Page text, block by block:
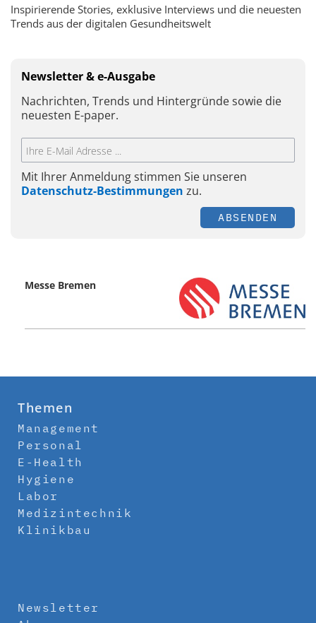
Inspirierende Stories, exklusive Interviews und die neuesten
Trends aus der digitalen Gesundheitswelt
Newsletter & e-Ausgabe
Nachrichten, Trends und Hintergründe sowie die
neuesten E-paper.
Mit Ihrer Anmeldung stimmen Sie unseren
Datenschutz-Bestimmungen zu.
ABSENDEN
Messe Bremen
Themen
Management
Personal
E-Health
Hygiene
Labor
Medizintechnik
Klinikbau
Newsletter